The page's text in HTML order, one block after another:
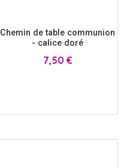
Chemin de table communion
- calice doré
Prix
7,50 €